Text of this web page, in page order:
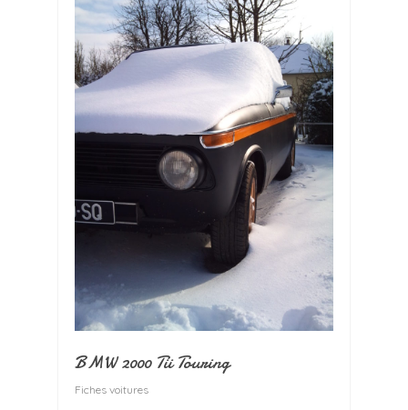
BMW 2000 Tii Touring
Fiches voitures